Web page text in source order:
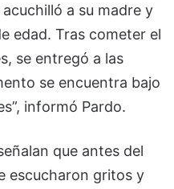
a su madre y
edad. Tras cometer el
se entregó a las
se encuentra bajo
informó Pardo.
que antes del
escucharon gritos y